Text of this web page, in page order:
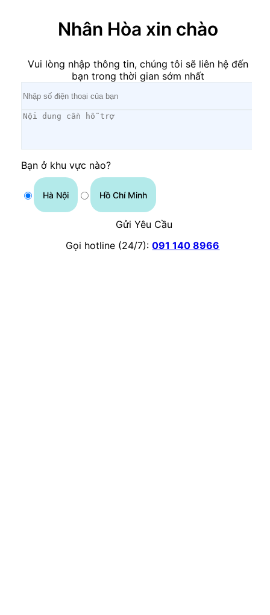
Nhân Hòa xin chào
Vui lòng nhập thông tin, chúng tôi sẽ liên hệ đến
bạn trong thời gian sớm nhất
Bạn ở khu vực nào?
Hà Nội Hồ Chí Minh
Gửi Yêu Cầu
Gọi hotline (24/7): 091 140 8966